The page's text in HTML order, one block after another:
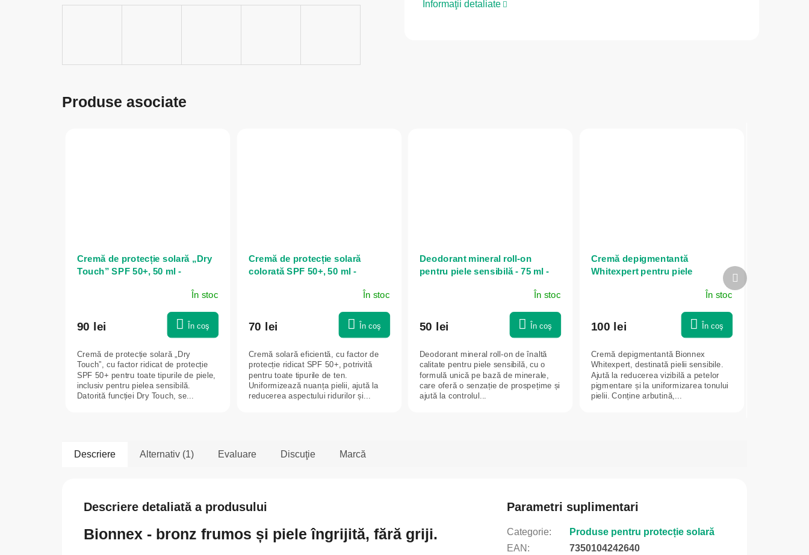
Informaţii detaliate
Produse asociate
Cremă de protecție solară „Dry
Touch” SPF 50+, 50 ml -
În stoc
90 lei În coş
Cremă de protecție solară „Dry
Touch”, cu factor ridicat de protecție
SPF 50+ pentru toate tipurile de piele,
inclusiv pentru pielea sensibilă.
Datorită funcției Dry Touch, se...
Cremă de protecție solară
colorată SPF 50+, 50 ml -
În stoc
70 lei În coş
Cremă solară eficientă, cu factor de
protecție ridicat SPF 50+, potrivită
pentru toate tipurile de ten.
Uniformizează nuanța pielii, ajută la
reducerea aspectului ridurilor și...
Deodorant mineral roll-on
pentru piele sensibilă - 75 ml -
În stoc
50 lei În coş
Deodorant mineral roll-on de înaltă
calitate pentru piele sensibilă, cu o
formulă unică pe bază de minerale,
care oferă o senzație de prospețime și
ajută la controlul...
Cremă depigmentantă
Whitexpert pentru piele
În stoc
100 lei În coş
Cremă depigmentantă Bionnex
Whitexpert, destinată pielii sensibile.
Ajută la reducerea vizibilă a petelor
pigmentare și la uniformizarea tonului
pielii. Conține arbutină,...
Produsul
următor
Descriere Alternativ (1) Evaluare Discuţie Marcă
Descriere detaliată a produsului
Bionnex - bronz frumos și piele îngrijită, fără griji.
Parametri suplimentari
Categorie:
Produse pentru protecție solară
EAN : 7350104242640